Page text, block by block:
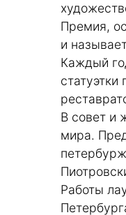
Премия,
и
Каждый
В совет и
мира.
Работы